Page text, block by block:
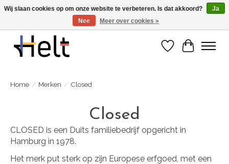
Ontdek de nieuwe collecties in store & online
Verlanglijst
Home / Merken / Closed
Closed
CLOSED is een Duits familiebedrijf opgericht in
Hamburg in 1978.
Het merk put sterk op zijn Europese erfgoed, met een
Wij slaan cookies op om onze website te verbeteren. Is dat akkoord?
Ja
Nee
Meer over cookies »